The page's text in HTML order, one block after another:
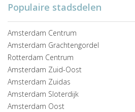
Populaire stadsdelen
Amsterdam Centrum
Amsterdam Grachtengordel
Rotterdam Centrum
Amsterdam Zuid-Oost
Amsterdam Zuidas
Amsterdam Sloterdijk
Amsterdam Oost